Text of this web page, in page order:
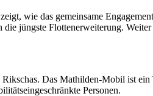
wie das gemeinsame
die jüngste Flottenerweiterung.
Das Mathilden-Mobil ist
Personen.